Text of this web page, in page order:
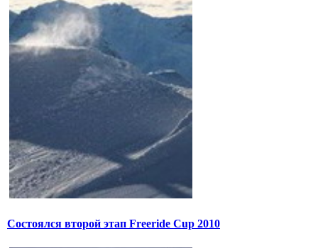
Состоялся второй этап Freeride Cup 2010